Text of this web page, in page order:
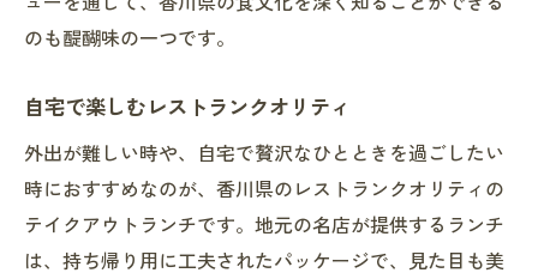
ューを通じて、香川県の食文化を深く知ることができる
のも醍醐味の一つです。
自宅で楽しむレストランクオリティ
外出が難しい時や、自宅で贅沢なひとときを過ごしたい
時におすすめなのが、香川県のレストランクオリティの
テイクアウトランチです。地元の名店が提供するランチ
は、持ち帰り用に工夫されたパッケージで、見た目も美